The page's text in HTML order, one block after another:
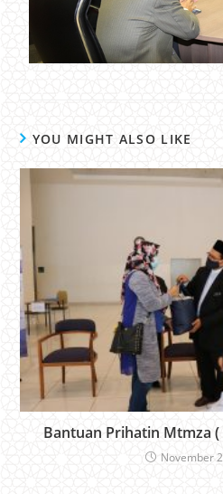
YOU MIGHT ALSO LIKE
Bantuan Prihatin Mtmza
November